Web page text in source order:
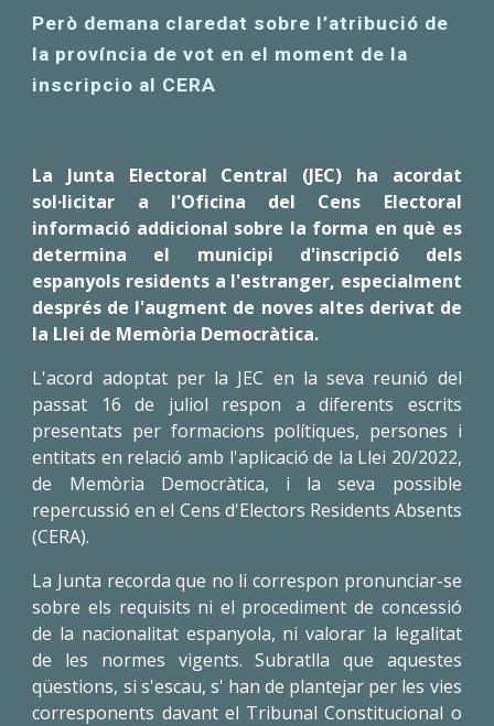
Però demana claredat sobre l’atribució de
la província de vot en el moment de la
inscripcio al CERA
La Junta Electoral Central (JEC) ha acordat
sol·licitar a l'Oficina del Cens Electoral
informació addicional sobre la forma en què es
determina el municipi d'inscripció dels
espanyols residents a l'estranger, especialment
després de l'augment de noves altes derivat de
la Llei de Memòria Democràtica.
L'acord adoptat per la JEC en la seva reunió del
passat 16 de juliol respon a diferents escrits
presentats per formacions polítiques, persones i
entitats en relació amb l'aplicació de la Llei 20/2022,
de Memòria Democràtica, i la seva possible
repercussió en el Cens d'Electors Residents Absents
(CERA).
La Junta recorda que no li correspon pronunciar-se
sobre els requisits ni el procediment de concessió
de la nacionalitat espanyola, ni valorar la legalitat
de les normes vigents. Subratlla que aquestes
qüestions, si s'escau, s' han de plantejar per les vies
corresponents davant el Tribunal Constitucional o